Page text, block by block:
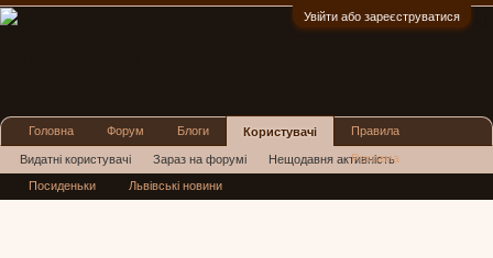
Увійти або зареєструватися
Головна Форум Блоги Користувачі
Видатні користувачі Зараз на форумі Нещодавня активність
Нові повідомлення профілю
Правила
Реклама
Посиденьки Львівські новини